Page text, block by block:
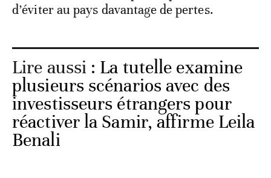
d’éviter au pays davantage de pertes.
Lire aussi : La tutelle examine
plusieurs scénarios avec des
investisseurs étrangers pour
réactiver la Samir, affirme Leila
Benali